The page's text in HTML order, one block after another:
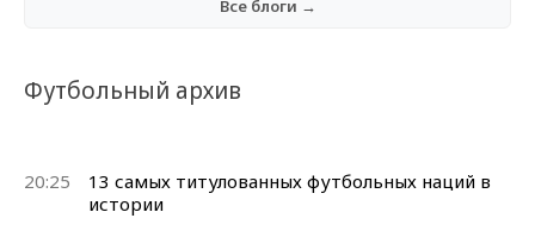
Все блоги →
Футбольный архив
20:25
13 самых титулованных футбольных наций в
истории